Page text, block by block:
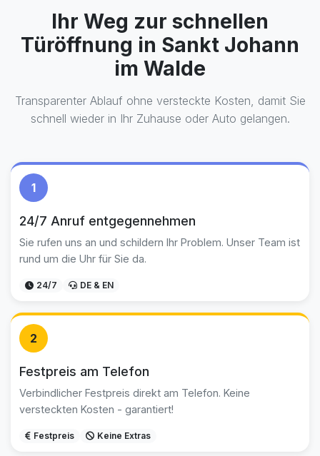
Ihr Weg zur schnellen
Türöffnung in Sankt Johann
im Walde
Transparenter Ablauf ohne versteckte Kosten, damit Sie
schnell wieder in Ihr Zuhause oder Auto gelangen.
1
24/7 Anruf entgegennehmen
Sie rufen uns an und schildern Ihr Problem. Unser Team ist
rund um die Uhr für Sie da.
24/7 DE & EN
2
Festpreis am Telefon
Verbindlicher Festpreis direkt am Telefon. Keine
versteckten Kosten - garantiert!
Festpreis Keine Extras